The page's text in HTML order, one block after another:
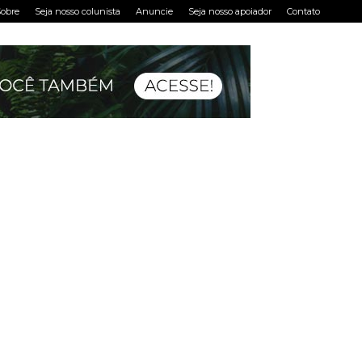
Seja nosso colunista Anuncie Seja nosso apoiador Contato